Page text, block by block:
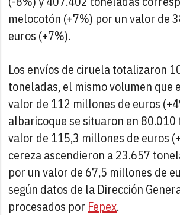
melocotón (+7%) por un valor de
euros (+7%).
Los envíos de ciruela totalizaron
toneladas, el mismo volumen que
valor de 112 millones de euros
albaricoque se situaron en
valor de 115,3 millones de euros
cereza ascendieron a 23.657
por un valor de 67,5 millones de
según datos de la Dirección
procesados por Fepex.